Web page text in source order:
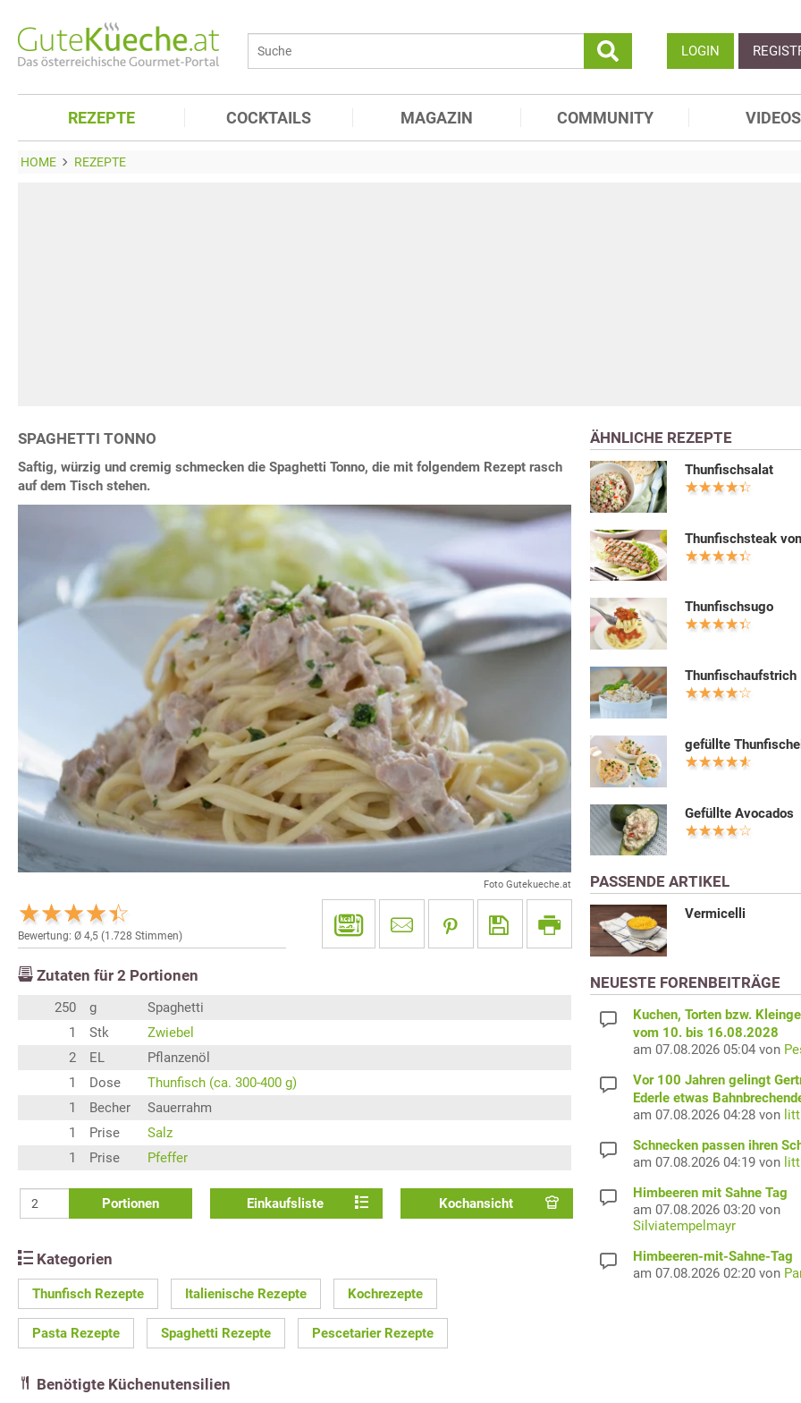
LOGIN
REZEPTE COCKTAILS MAGAZIN COMMUNITY VIDEOS
HOME REZEPTE
SPAGHETTI TONNO
Saftig, würzig und cremig schmecken die Spaghetti Tonno, die mit folgendem Rezept rasch
auf dem Tisch stehen.
Foto Gutekueche.at
Bewertung: Ø 4,5 (1.728 Stimmen)
Zutaten für 2 Portionen
250 g
Spaghetti
1
Stk
Zwiebel
2
EL
Pflanzenöl
1
Dose
Thunfisch (ca. 300-400 g)
1
Becher
Sauerrahm
1
Prise
Salz
1
Prise Pfeffer
Portionen Einkaufsliste Kochansicht
Kategorien
Thunfisch Rezepte Italienische Rezepte Kochrezepte
Pasta Rezepte Spaghetti Rezepte Pescetarier Rezepte
Benötigte Küchenutensilien
ÄHNLICHE REZEPTE
Thunfischsalat
Thunfischsteak
Thunfischsugo
Thunfischaufstrich
gefüllte
Gefüllte Avocados
PASSENDE ARTIKEL
Vermicelli
NEUESTE FORENBEITRÄGE
Kuchen, Torten bzw.
vom 10. bis 16.08.2028
am 07.08.2026 05:04 von
Vor 100 Jahren gelingt
Ederle etwas
am 07.08.2026 04:28 von
Schnecken passen ihren
am 07.08.2026 04:19 von
Himbeeren mit Sahne Tag
am 07.08.2026 03:20 von
Silviatempelmayr
Himbeeren-mit-Sahne-Tag
am 07.08.2026 02:20 von